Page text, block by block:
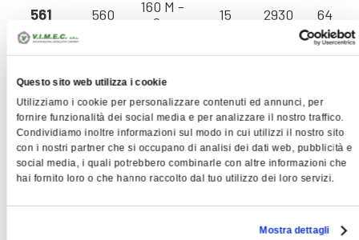
Questo sito web utilizza i cookie
Utilizziamo i cookie per personalizzare contenuti ed annunci, per
fornire funzionalità dei social media e per analizzare il nostro traffico.
Condividiamo inoltre informazioni sul modo in cui utilizzi il nostro sito
con i nostri partner che si occupano di analisi dei dati web, pubblicità e
social media, i quali potrebbero combinarle con altre informazioni che
hai fornito loro o che hanno raccolto dal tuo utilizzo dei loro servizi.
Mostra dettagli
561 560
160 M -
2 p
15 2930 64 -
631/A 630
200 LA
30 2950 92 -
631/B 630
112 M -
4 p
4 1440 45 -
632 630
180 M -
2 p
22 2950 79 -
4 p